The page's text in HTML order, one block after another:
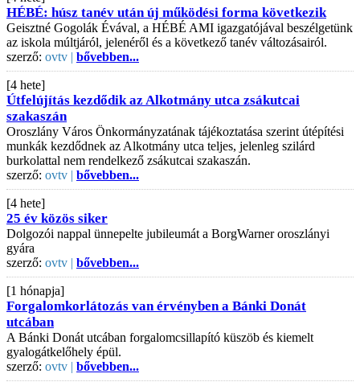
HÉBÉ: húsz tanév után új működési forma következik
Geisztné Gogolák Évával, a HÉBÉ AMI igazgatójával beszélgetünk
az iskola múltjáról, jelenéről és a következő tanév változásairól.
szerző: ovtv | bővebben...
[4 hete]
Útfelújítás kezdődik az Alkotmány utca zsákutcai
szakaszán
Oroszlány Város Önkormányzatának tájékoztatása szerint útépítési
munkák kezdődnek az Alkotmány utca teljes, jelenleg szilárd
burkolattal nem rendelkező zsákutcai szakaszán.
szerző: ovtv | bővebben...
[4 hete]
25 év közös siker
Dolgozói nappal ünnepelte jubileumát a BorgWarner oroszlányi
gyára
szerző: ovtv | bővebben...
[1 hónapja]
Forgalomkorlátozás van érvényben a Bánki Donát
utcában
A Bánki Donát utcában forgalomcsillapító küszöb és kiemelt
gyalogátkelőhely épül.
szerző: ovtv | bővebben...